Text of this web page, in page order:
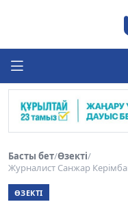
Басты бет/Өзекті/
Журналист Санжар
ӨЗЕКТІ